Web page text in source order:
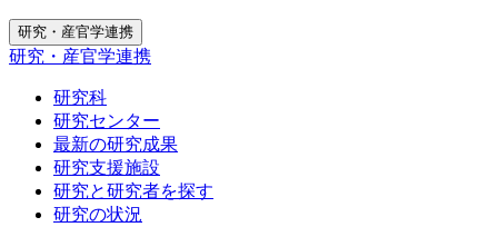
研究・産官学連携
研究・産官学連携
研究科
研究センター
最新の研究成果
研究支援施設
研究と研究者を探す
研究の状況